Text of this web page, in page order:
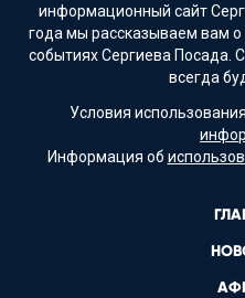
информационный сайт
года мы рассказываем вам
событиях Сергиева Посада.
всегда
Условия
Информация об